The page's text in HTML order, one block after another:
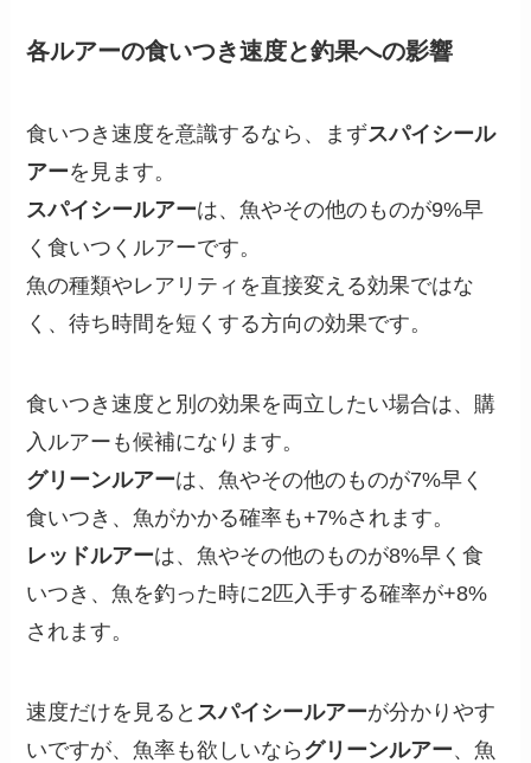
各ルアーの食いつき速度と釣果への影響
食いつき速度を意識するなら、まずスパイシール
アーを見ます。
スパイシールアーは、魚やその他のものが9%早
く食いつくルアーです。
魚の種類やレアリティを直接変える効果ではな
く、待ち時間を短くする方向の効果です。
食いつき速度と別の効果を両立したい場合は、購
入ルアーも候補になります。
グリーンルアーは、魚やその他のものが7%早く
食いつき、魚がかかる確率も+7%されます。
レッドルアーは、魚やその他のものが8%早く食
いつき、魚を釣った時に2匹入手する確率が+8%
されます。
速度だけを見ると スパイシールアーが分かりやす
いですが、魚率も欲しいなら グリーンルアー、魚